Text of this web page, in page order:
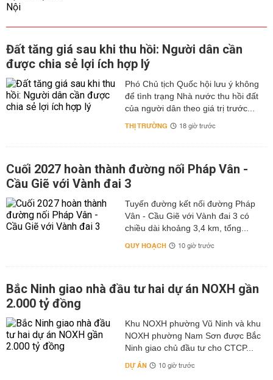
Đất tăng giá sau khi thu hồi: Người dân cần
được chia sẻ lợi ích hợp lý
Phó Chủ tịch Quốc hội lưu ý không
để tình trạng Nhà nước thu hồi đất
của người dân theo giá trị trước...
THỊ TRƯỜNG 18 giờ trước
Cuối 2027 hoàn thành đường nối Pháp Vân -
Cầu Giẽ với Vành đai 3
Tuyến đường kết nối đường Pháp
Vân - Cầu Giẽ với Vành đai 3 có
chiều dài khoảng 3,4 km, tổng...
QUY HOẠCH 10 giờ trước
Bắc Ninh giao nhà đầu tư hai dự án NOXH gần
2.000 tỷ đồng
Khu NOXH phường Vũ Ninh và khu
NOXH phường Nam Sơn được Bắc
Ninh giao chủ đầu tư cho CTCP...
DỰ ÁN 10 giờ trước